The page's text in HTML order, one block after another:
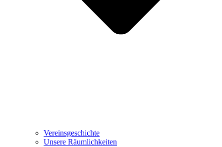
Vereinsgeschichte
Unsere Räumlichkeiten